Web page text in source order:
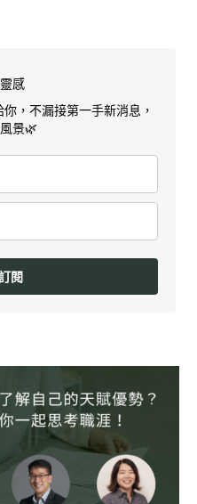
感
，不漏接第一手新消息，
景🌿
閱